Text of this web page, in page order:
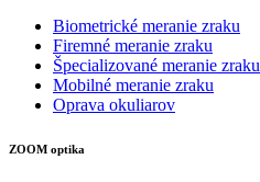
Biometrické meranie zraku
Firemné meranie zraku
Špecializované meranie zraku
Mobilné meranie zraku
Oprava okuliarov
ZOOM optika